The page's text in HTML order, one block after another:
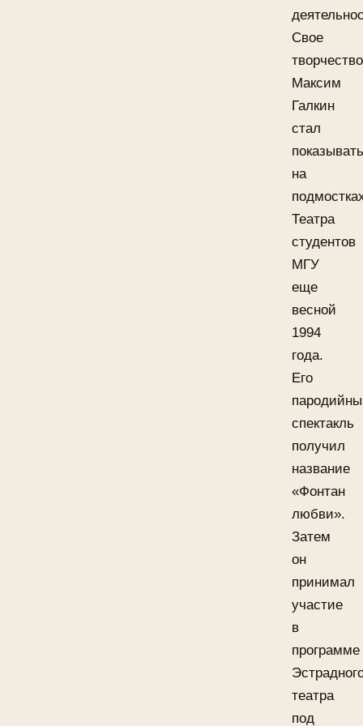
Свое
творчество
Максим
Галкин
стал
показывать
на
Театра
студентов
МГУ
еще
весной
1994
года.
Его
спектакль
получил
название
«Фонтан
любви».
Затем
он
принимал
участие
в
программе
театра
под